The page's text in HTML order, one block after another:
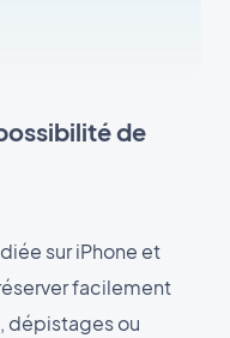
de
sur iPhone et
facilement
dépistages ou